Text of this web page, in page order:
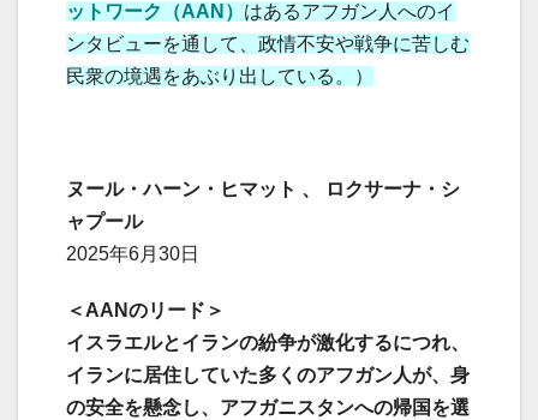
ットワーク（AAN） はあるアフガン人へのイ
ンタビューを通して、政情不安や戦争に苦しむ
民衆の境遇をあぶり出している。）
ヌール・ハーン・ヒマット 、 ロクサーナ・シ
ャプール
2025年6月30日
＜AANのリード＞
イスラエルとイランの紛争が激化するにつれ、
イランに居住していた多くのアフガン人が、身
の安全を懸念し、アフガニスタンへの帰国を選